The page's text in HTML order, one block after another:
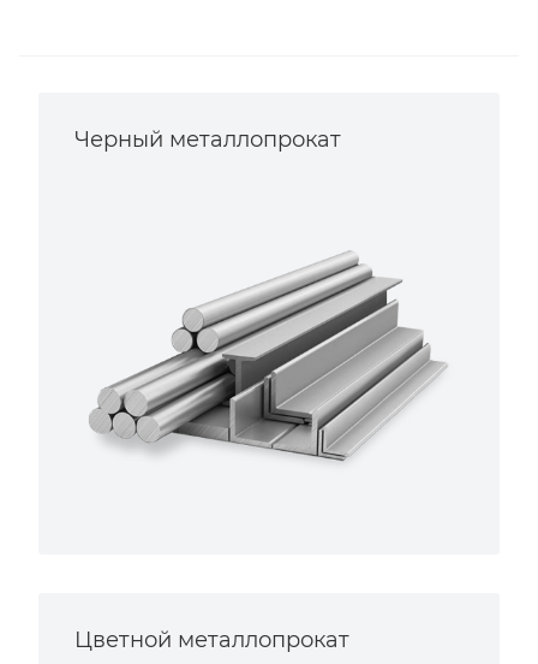
Черный металлопрокат
Цветной металлопрокат